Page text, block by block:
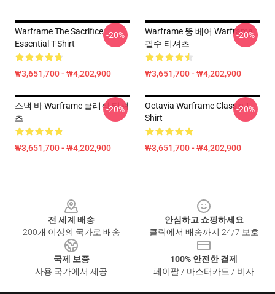
Warframe The Sacrifice
Essential T-Shirt
₩3,651,700 - ₩4,202,900
-20%
Warframe 뚱 베어 Warframe
필수 티셔츠
₩3,651,700 - ₩4,202,900
-20%
스낵 바 Warframe 클래식 티셔
츠
₩3,651,700 - ₩4,202,900
-20%
Octavia Warframe Classic T-
Shirt
₩3,651,700 - ₩4,202,900
-20%
전 세계 배송
200개 이상의 국가로 배송
안심하고 쇼핑하세요
클릭에서 배송까지 24/7 보호
국제 보증
사용 국가에서 제공
100% 안전한 결제
페이팔 / 마스터카드 / 비자